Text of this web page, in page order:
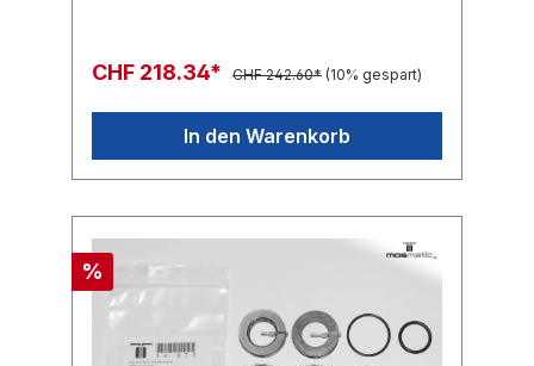
CHF 218.34* CHF 242.60* (10% gespart)
In den Warenkorb
%